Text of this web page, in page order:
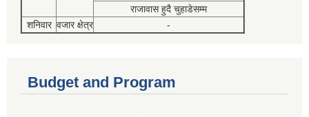
राजावास हुदै चुहाडेसम्म
शनिवार वजार क्षेत्र -
Budget and Program